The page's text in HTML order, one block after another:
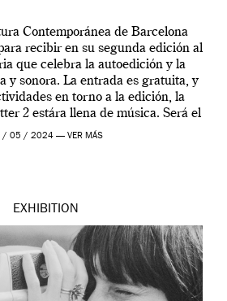
Contemporánea de Barcelona
recibir en su segunda edición al
que celebra la autoedición y la
y sonora. La entrada es gratuita, y
en torno a la edición, la
2 estára llena de música. Será el
[…]
/ 05 / 2024 — VER MÁS
EXHIBITION